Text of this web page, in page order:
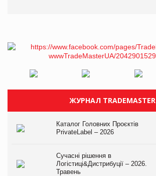
ЖУРНАЛ TRADEMASTER
Каталог Головних Проєктів
PrivateLabel – 2026
Сучасні рішення в
Логістиці&Дистрибуції – 2026.
Травень